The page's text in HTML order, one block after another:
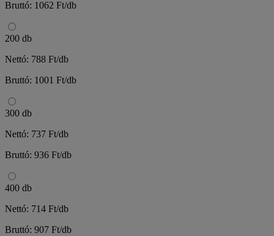
Bruttó: 1062 Ft/db
200 db
Nettó: 788 Ft/db
Bruttó: 1001 Ft/db
300 db
Nettó: 737 Ft/db
Bruttó: 936 Ft/db
400 db
Nettó: 714 Ft/db
Bruttó: 907 Ft/db